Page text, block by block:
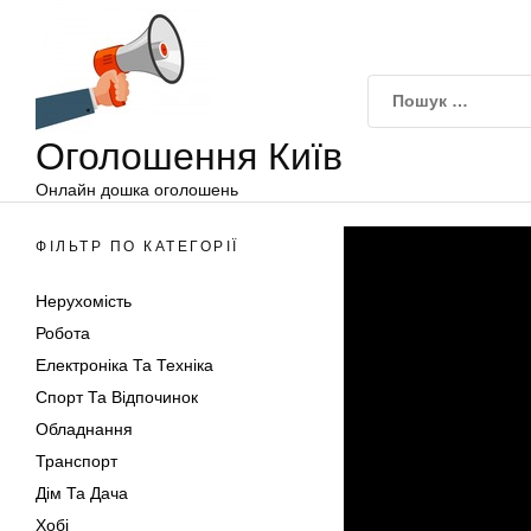
Оголошення Київ
Онлайн дошка оголошень
ФІЛЬТР ПО КАТЕГОРІЇ
Нерухомість
Робота
Електроніка Та Техніка
Спорт Та Відпочинок
Обладнання
Транспорт
Дім Та Дача
Хобі